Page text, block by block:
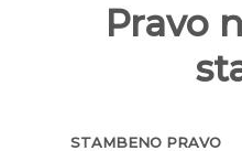
Pravo
STAMBENO PRAVO